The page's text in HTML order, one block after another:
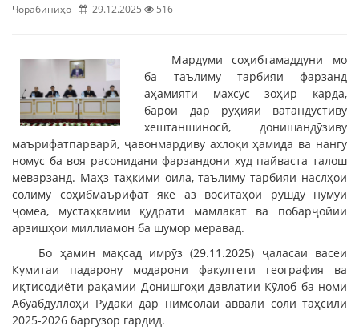
Чорабиниҳо 29.12.2025 516
Мардуми соҳибтамаддуни мо
ба таълиму тарбияи фарзанд
аҳамияти махсус зоҳир карда,
барои дар рӯҳияи ватандӯстиву
хештаншиносӣ, донишандӯзиву
маърифатпарварӣ, ҷавонмардиву ахлоқи ҳамида ва нангу
номус ба воя расонидани фарзандони худ пайваста талош
меварзанд. Маҳз таҳкими оила, таълиму тарбияи наслҳои
солиму соҳибмаърифат яке аз воситаҳои рушду нумӯи
ҷомеа, мустаҳкамии қудрати мамлакат ва побарҷойии
арзишҳои миллиамон ба шумор меравад.
Бо ҳамин мақсад имрӯз (29.11.2025) ҷаласаи васеи
Кумитаи падарону модарони факултети география ва
иқтисодиёти рақамии Донишгоҳи давлатии Кӯлоб ба номи
Абуабдуллоҳи Рӯдакӣ дар нимсолаи аввали соли таҳсили
2025-2026 баргузор гардид.